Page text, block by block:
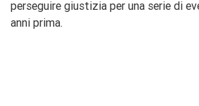
perseguire giustizia per una serie di
anni prima.